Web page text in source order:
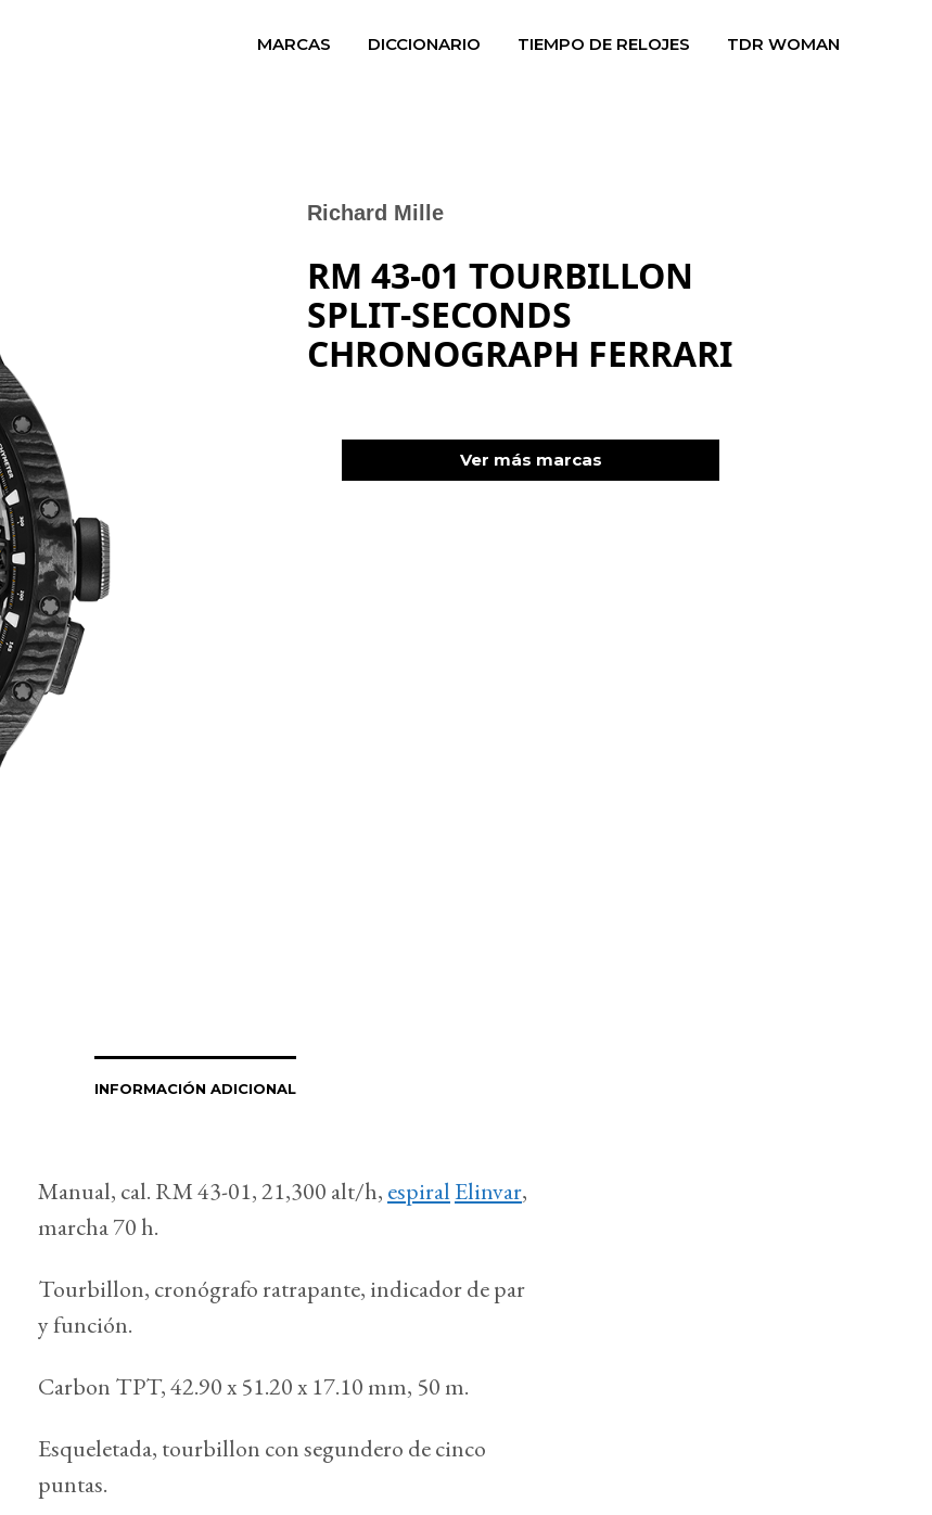
MARCAS DICCIONARIO TIEMPO DE RELOJES TDR WOMAN
Richard Mille
RM 43-01 TOURBILLON
SPLIT-SECONDS
CHRONOGRAPH FERRARI
Ver más marcas
INFORMACIÓN ADICIONAL
Manual, cal. RM 43-01, 21,300 alt/h, espiralElinvar,
marcha 70 h.
Tourbillon, cronógrafo ratrapante, indicador de par
y función.
Carbon TPT, 42.90 x 51.20 x 17.10 mm, 50 m.
Esqueletada, tourbillon con segundero de cinco
puntas.